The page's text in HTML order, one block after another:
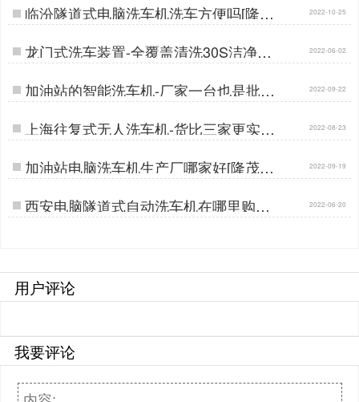
临汾隧道式电脑洗车机洗车方便吗[隆茂
鑫晟]…
2022-10-25
龙门式洗车装置-全覆盖清洗30S洁净出
行[隆茂鑫晟]…
2022-06-02
加油站的智能洗车机-厂家一台也是批发
价[隆茂鑫晟]…
2022-09-22
上海往复式无人洗车机-货比三家更实惠
[隆茂鑫晟]…
2022-08-23
加油站电脑洗车机生产厂哪家好[隆茂鑫
晟]…
2022-09-19
西安电脑隧道式自动洗车机在哪里购买
[隆茂鑫晟]…
2022-06-20
用户评论
我要评论